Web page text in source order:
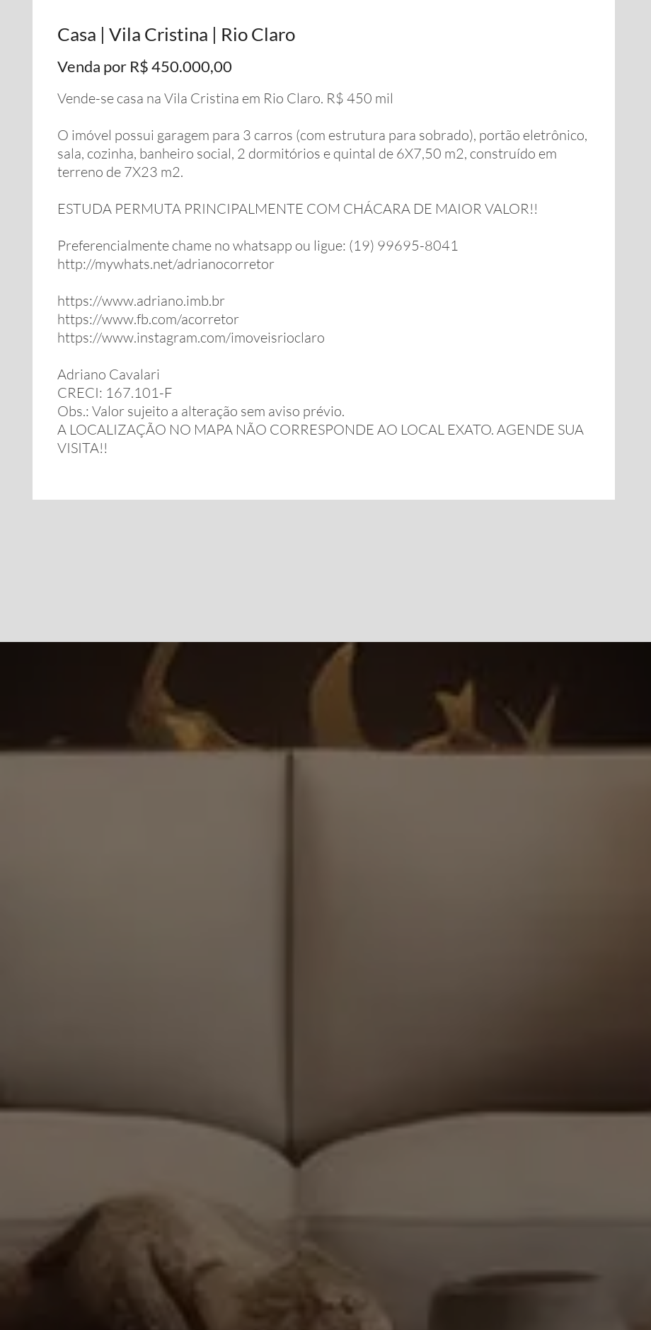
Casa | Vila Cristina | Rio Claro
Venda por R$ 450.000,00
Vende-se casa na Vila Cristina em Rio Claro. R$ 450 mil
O imóvel possui garagem para 3 carros (com estrutura para sobrado), portão eletrônico,
sala, cozinha, banheiro social, 2 dormitórios e quintal de 6X7,50 m2, construído em
terreno de 7X23 m2.
ESTUDA PERMUTA PRINCIPALMENTE COM CHÁCARA DE MAIOR VALOR!!
Preferencialmente chame no whatsapp ou ligue: (19) 99695-8041
http://mywhats.net/adrianocorretor
https://www.adriano.imb.br
https://www.fb.com/acorretor
https://www.instagram.com/imoveisrioclaro
Adriano Cavalari
CRECI: 167.101-F
Obs.: Valor sujeito a alteração sem aviso prévio.
A LOCALIZAÇÃO NO MAPA NÃO CORRESPONDE AO LOCAL EXATO. AGENDE SUA
VISITA!!